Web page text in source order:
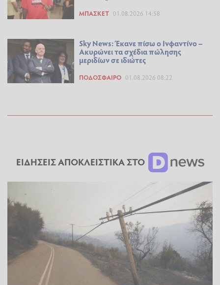
ΜΠΆΣΚΕΤ 01.08.2026 14:58
Sky News: Έκανε πίσω ο Ινφαντίνο –
Ακυρώνει τα σχέδια πώλησης
μεριδίων σε ιδιώτες
ΠΟΔΌΣΦΑΙΡΟ 01.08.2026 08:22
ΕΙΔΗΣΕΙΣ ΑΠΟΚΛΕΙΣΤΙΚΑ ΣΤΟ